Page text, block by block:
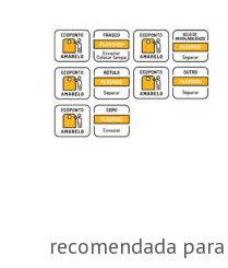
recomendada